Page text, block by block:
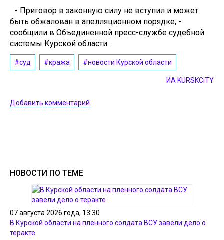
- Приговор в законную силу не вступил и может
быть обжалован в апелляционном порядке, -
сообщили в Объединенной пресс-службе судебной
системы Курской области.
#суд #кража #новости Курской области
ИА KURSKCiTY
Добавить комментарий
НОВОСТИ ПО ТЕМЕ
07 августа 2026 года, 13:30
В Курской области на пленного солдата ВСУ завели дело о
теракте